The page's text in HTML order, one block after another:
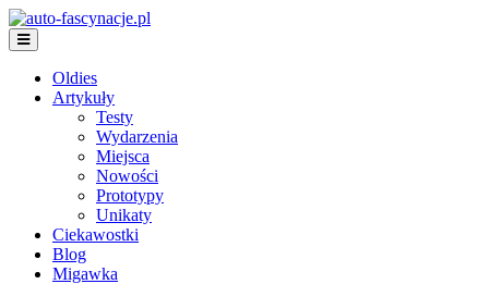
Oldies
Artykuły
Testy
Wydarzenia
Miejsca
Nowości
Prototypy
Unikaty
Ciekawostki
Blog
Migawka